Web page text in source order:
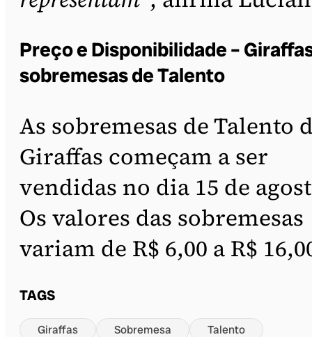
Preço e Disponibilidade –
sobremesas de Talento
As sobremesas de Talento
Giraffas começam a ser
vendidas no dia 15 de
Os valores das sobremesas
variam de R$ 6,00 a R$
TAGS
Giraffas Sobremesa Talento